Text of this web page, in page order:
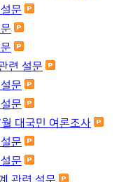
문
련 설문
문
문
대국민 여론조사
문
문